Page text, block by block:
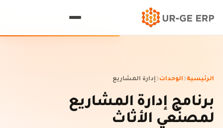
الرئيسية الوحدات إدارة المشاريع
برنامج إدارة المشاريع
لمصنّعي الأثاث